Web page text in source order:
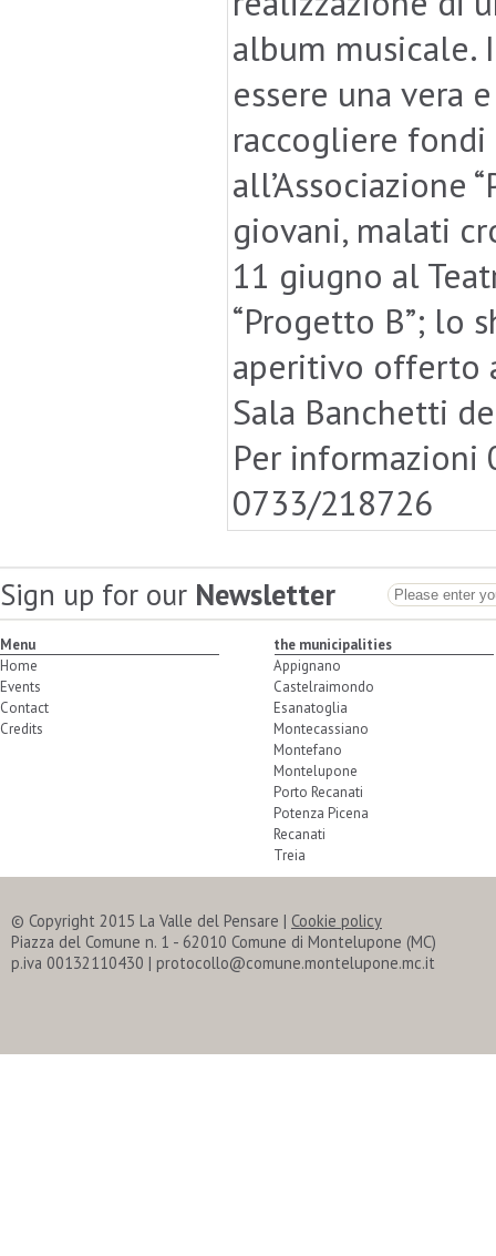
album musicale.
essere una vera
raccogliere
all’Associazione
giovani, malati
11 giugno al
“Progetto B”; lo
aperitivo offerto
Sala Banchetti
Per informazioni
0733/218726
Sign up for our Newsletter
Menu
Home
Events
Contact
Credits
the municipalities
Appignano
Castelraimondo
Esanatoglia
Montecassiano
Montefano
Montelupone
Porto Recanati
Potenza Picena
Recanati
Treia
© Copyright 2015 La Valle del Pensare | Cookie policy
Piazza del Comune n. 1 - 62010 Comune di Montelupone (MC)
p.iva 00132110430 | protocollo@comune.montelupone.mc.it